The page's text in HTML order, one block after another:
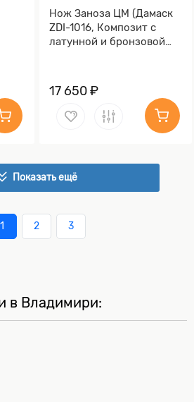
Нож Заноза ЦМ (Дамаск
ZDI-1016, Композит с
латунной и бронзовой
17 650 ₽
Показать ещё
1 2 3
в Владимири: